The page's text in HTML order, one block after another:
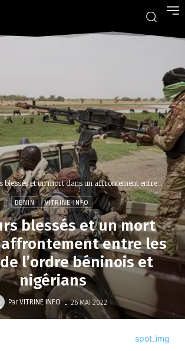
blessés et un mort dans un affrontement entre...
BÉNIN VITRINE INFO
blessés et un mort
entre les
l’ordre béninois et
nigérians
Par VITRINE INFO - 26 MAI 2022